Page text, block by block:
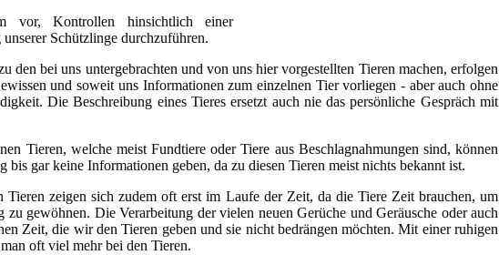
vor, Kontrollen hinsichtlich einer
Schützlinge durchzuführen.
den bei uns untergebrachten und von uns hier vorgestellten Tieren machen, erfolgen
und soweit uns Informationen zum einzelnen Tier vorliegen - aber auch ohne
Die Beschreibung eines Tieres ersetzt auch nie das persönliche Gespräch mit
Tieren, welche meist Fundtiere oder Tiere aus Beschlagnahmungen sind, können
bis gar keine Informationen geben, da zu diesen Tieren meist nichts bekannt ist.
Tieren zeigen sich zudem oft erst im Laufe der Zeit, da die Tiere Zeit brauchen, um
zu gewöhnen. Die Verarbeitung der vielen neuen Gerüche und Geräusche oder auch
Zeit, die wir den Tieren geben und sie nicht bedrängen möchten. Mit einer ruhigen
oft viel mehr bei den Tieren.